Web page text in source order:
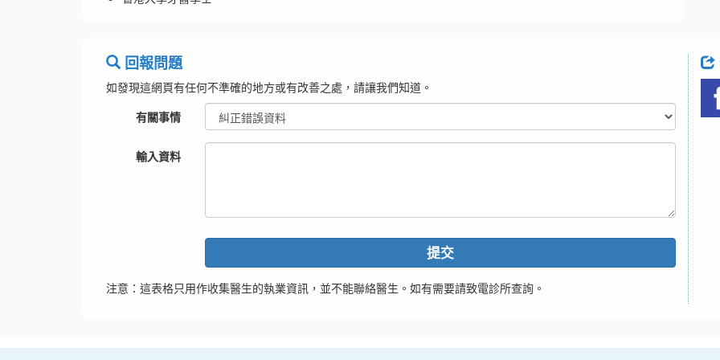
回報問題
如發現這網頁有任何不準確的地方或有改善之處，請讓我們知道。
有關事情
輸入資料
提交
注意：這表格只用作收集醫生的執業資訊，並不能聯絡醫生。如有需要請致電診所查詢。